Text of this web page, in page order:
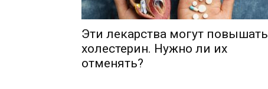
Эти лекарства могут повышать
холестерин. Нужно ли их
отменять?